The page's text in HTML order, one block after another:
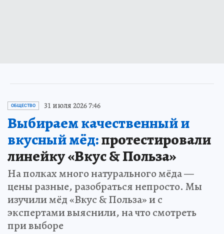
ОБЩЕСТВО 31 июля 2026 7:46
Выбираем качественный и
вкусный мёд:протестировали
линейку «Вкус & Польза»
На полках много натурального мёда —
цены разные, разобраться непросто. Мы
изучили мёд «Вкус & Польза» и с
экспертами выяснили, на что смотреть
при выборе